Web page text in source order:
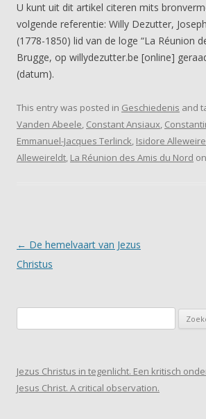
U kunt uit dit artikel citeren mits
volgende referentie: Willy Dezutter,
(1778-1850) lid van de loge “La Réunion
Brugge, op willydezutter.be [online]
(datum).
This entry was posted in Geschiedenis and
Vanden Abeele, Constant Ansiaux,
Emmanuel-Jacques Terlinck, Isidore
Alleweireldt, La Réunion des Amis du Nord on
Post navigation
← De hemelvaart van Jezus
Christus
naar:
Jezus Christus in tegenlicht. Een kritisch
Jesus Christ. A critical observation.